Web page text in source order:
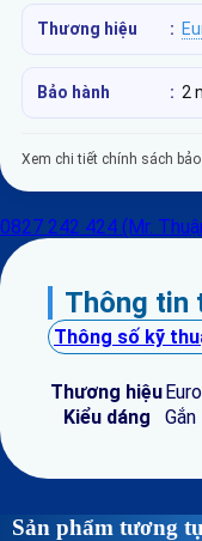
Thương hiệu :
Bảo hành : 2
Xem chi tiết chính sách
0827 242 424 (Mr.
Thông tin
Thông số kỹ
Thương hiệu
Kiểu dáng
Sản phẩm tương